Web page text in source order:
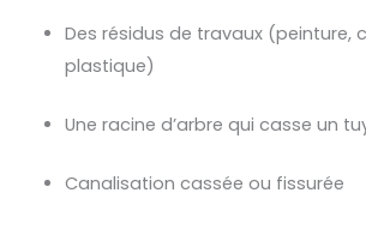
Des résidus de travaux (peinture,
plastique)
Une racine d’arbre qui casse un
Canalisation cassée ou fissurée